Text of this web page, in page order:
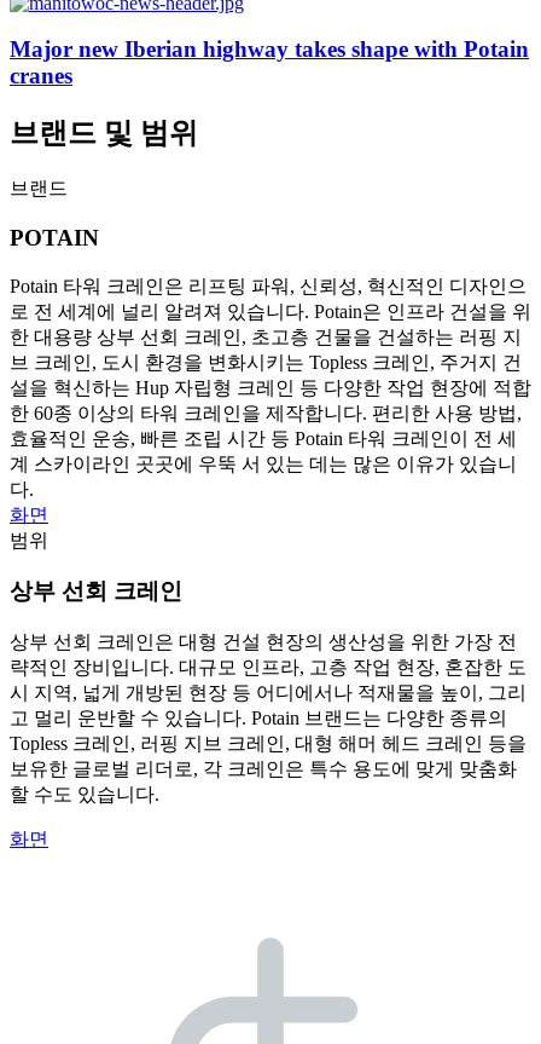
Major new Iberian highway takes shape with Potain
cranes
브랜드 및 범위
브랜드
POTAIN
Potain 타워 크레인은 리프팅 파워, 신뢰성, 혁신적인 디자인으
로 전 세계에 널리 알려져 있습니다. Potain은 인프라 건설을 위
한 대용량 상부 선회 크레인, 초고층 건물을 건설하는 러핑 지
브 크레인, 도시 환경을 변화시키는 Topless 크레인, 주거지 건
설을 혁신하는 Hup 자립형 크레인 등 다양한 작업 현장에 적합
한 60종 이상의 타워 크레인을 제작합니다. 편리한 사용 방법,
효율적인 운송, 빠른 조립 시간 등 Potain 타워 크레인이 전 세
계 스카이라인 곳곳에 우뚝 서 있는 데는 많은 이유가 있습니
다.
화면
범위
상부 선회 크레인
상부 선회 크레인은 대형 건설 현장의 생산성을 위한 가장 전
략적인 장비입니다. 대규모 인프라, 고층 작업 현장, 혼잡한 도
시 지역, 넓게 개방된 현장 등 어디에서나 적재물을 높이, 그리
고 멀리 운반할 수 있습니다. Potain 브랜드는 다양한 종류의
Topless 크레인, 러핑 지브 크레인, 대형 해머 헤드 크레인 등을
보유한 글로벌 리더로, 각 크레인은 특수 용도에 맞게 맞춤화
할 수도 있습니다.
화면